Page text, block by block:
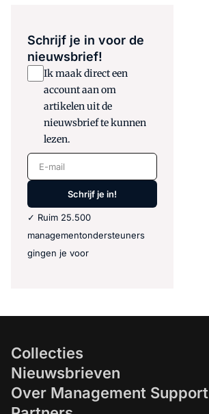
Schrijf je in voor de
nieuwsbrief!
Ik maak direct een
account aan om
artikelen uit de
nieuwsbrief te kunnen
lezen.
E-mail
Schrijf je in!
✓ Ruim 25.500
managementondersteuners
gingen je voor
Collecties
Nieuwsbrieven
Over Management Support